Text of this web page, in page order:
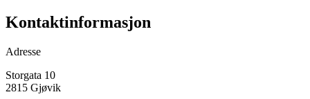
Kontaktinformasjon
Adresse
Storgata 10
2815 Gjøvik